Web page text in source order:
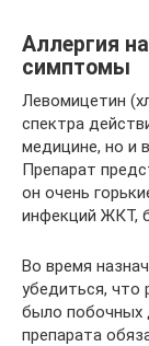
Аллергия
симптомы
Левомицетин
спектра
медицине, но и
Препарат
он очень
инфекций ЖКТ,
Во время
убедиться, что
было побочных
препарата